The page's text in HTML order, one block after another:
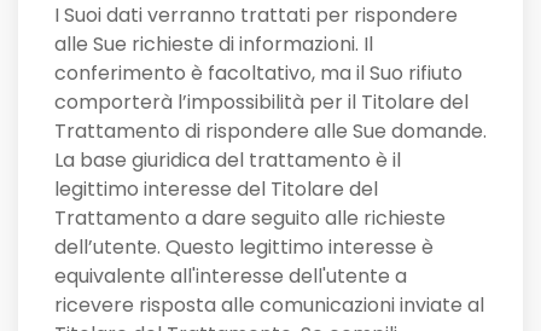
I Suoi dati verranno trattati per rispondere
alle Sue richieste di informazioni. Il
conferimento è facoltativo, ma il Suo rifiuto
comporterà l’impossibilità per il Titolare del
Trattamento di rispondere alle Sue domande.
La base giuridica del trattamento è il
legittimo interesse del Titolare del
Trattamento a dare seguito alle richieste
dell’utente. Questo legittimo interesse è
equivalente all'interesse dell'utente a
ricevere risposta alle comunicazioni inviate al